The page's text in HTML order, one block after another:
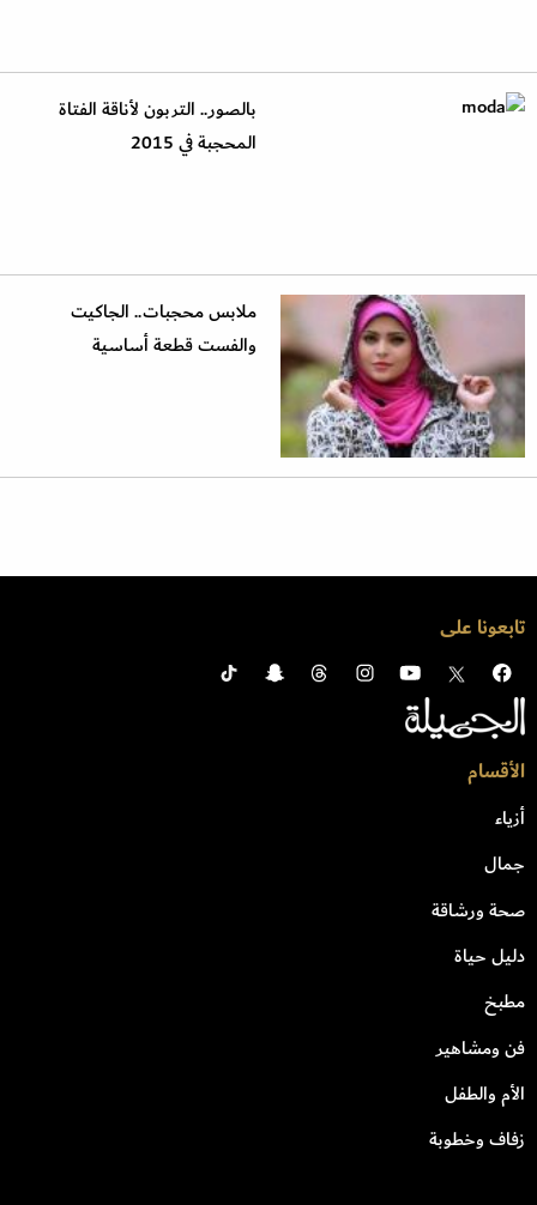
بالصور.. التربون لأناقة الفتاة
المحجبة في 2015
ملابس محجبات.. الجاكيت
والفست قطعة أساسية
تابعونا على
الأقسام
أزياء
جمال
صحة ورشاقة
دليل حياة
مطبخ
فن ومشاهير
الأم والطفل
زفاف وخطوبة